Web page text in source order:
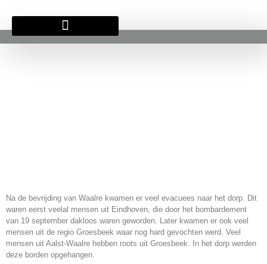
Na de bevrijding van Waalre kwamen er veel evacuees naar het dorp. Dit
waren eerst veelal mensen uit Eindhoven, die door het bombardement
van 19 september dakloos waren geworden. Later kwamen er ook veel
mensen uit de regio Groesbeek waar nog hard gevochten werd. Veel
mensen uit Aalst-Waalre hebben roots uit Groesbeek. In het dorp werden
deze borden opgehangen.